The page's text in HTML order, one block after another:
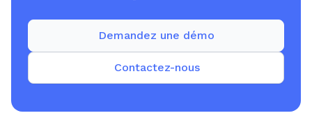
Contactez-nous
Demandez une démo